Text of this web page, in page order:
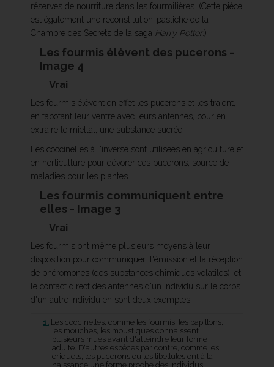
réserves de nourriture dans les fourmilières. (Cette pièce
est également une reconstitution-pastiche de la
Chambre des Secrets de la saga Harry Potter.)
Les fourmis élèvent des pucerons -
Image 4
Vrai
Les fourmis élèvent en effet les pucerons et les traient,
en tapotant leur ventre avec leurs antennes, pour en
extraire le miellat, une substance sucrée.
Les coccinelles à l'inverse sont utilisées en agriculture et
en horticulture pour dévorer ces pucerons, source de
maladies pour les plantes.
Les fourmis communiquent entre
elles - Image 3
Vrai
Les fourmis ont même plusieurs moyens à leur
disposition pour communiquer: l'émission et la réception
de phéromones (des substances chimiques volatiles), et
le contact direct des antennes d'un individu sur le corps
d'un autre individu en sont deux exemples.
1. Les coccinelles, comme les fourmis, les papillons,
les mouches, les moustiques connaissent
plusieurs mues avant d'atteindre leur forme
adulte. D'autres espèces par contre, comme les
criquets, les pucerons ou les libellules ont à la
naissance une forme proche des individus